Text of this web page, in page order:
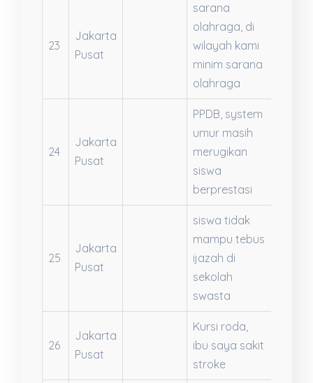
23
Jakarta
Pusat
sarana
olahraga, di
wilayah kami
minim sarana
olahraga
24
Jakarta
Pusat
PPDB, system
umur masih
merugikan
siswa
berprestasi
25
Jakarta
Pusat
siswa tidak
mampu tebus
ijazah di
sekolah
swasta
26
Jakarta
Pusat
Kursi roda,
ibu saya sakit
stroke